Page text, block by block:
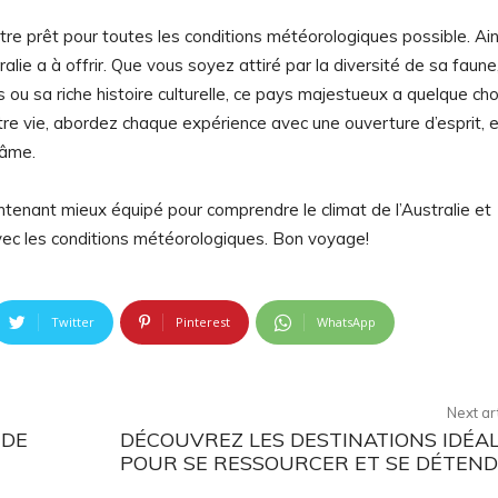
prêt pour toutes les conditions météorologiques possible.
a à offrir. Que vous soyez attiré par la diversité de sa faune,
sa riche histoire culturelle, ce pays majestueux a quelque
vie, abordez chaque expérience avec une ouverture d’esprit,
mieux équipé pour comprendre le climat de l’Australie et
les conditions météorologiques. Bon voyage!
Twitter Pinterest WhatsApp
Next
DÉCOUVREZ LES DESTINATIONS
POUR SE RESSOURCER ET SE